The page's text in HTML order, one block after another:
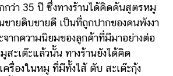
กว่า 35 ปี ซึ่งทางร้านได้คิดค้นสูตรหมู
ขายดิบขายดี เป็นที่ถูกปากของคนพังงา
ากความนิยมของลูกค้าที่มีมาอย่างต่อ
สะเต๊ะแล้วนั้น ทางร้านยังได้คิด
ครื่องในหมู ที่มีทั้งไส้ ตับ สะเต๊ะกุ้ง